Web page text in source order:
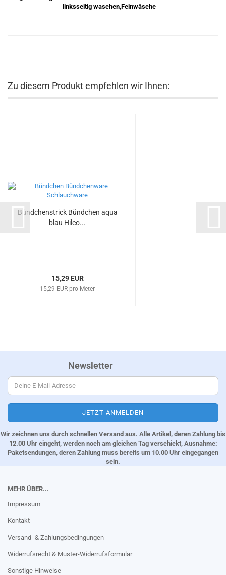
linksseitig waschen,Feinwäsche
Zu diesem Produkt empfehlen wir Ihnen:
Bündchenstrick Bündchen aqua
blau Hilco...
15,29 EUR
15,29 EUR pro Meter
Newsletter
Wir zeichnen uns durch schnellen Versand aus. Alle Artikel, deren Zahlung bis
12.00 Uhr eingeht, werden noch am gleichen Tag verschickt, Ausnahme:
Paketsendungen, deren Zahlung muss bereits um 10.00 Uhr eingegangen
sein.
MEHR ÜBER...
Impressum
Kontakt
Versand- & Zahlungsbedingungen
Widerrufsrecht & Muster-Widerrufsformular
Sonstige Hinweise